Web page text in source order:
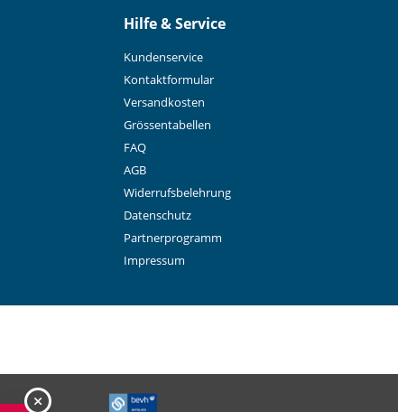
Hilfe & Service
Kundenservice
Kontaktformular
Versandkosten
Grössentabellen
FAQ
AGB
Widerrufsbelehrung
Datenschutz
Partnerprogramm
Impressum
schliessen